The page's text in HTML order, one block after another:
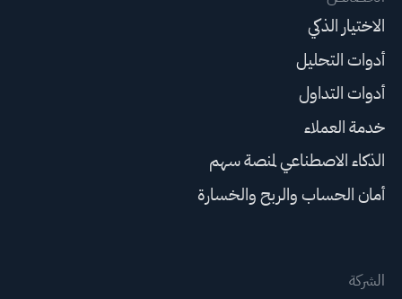
الاختيار الذكي
أدوات التحليل
أدوات التداول
خدمة العملاء
الذكاء الاصطناعي لمنصة سهم
أمان الحساب والربح والخسارة
الشركة